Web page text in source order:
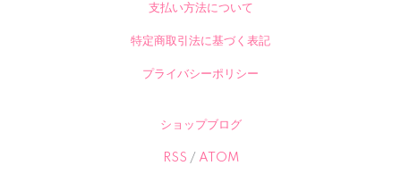
支払い方法について
特定商取引法に基づく表記
プライバシーポリシー
ショップブログ
RSS / ATOM